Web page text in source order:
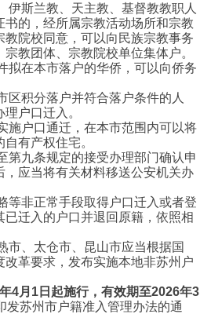
伊斯兰教、天主教、基督教教职人
书的，经所属宗教活动场所和宗教
教院校同意，可以向民族宗教事务
教团体、宗教院校单位集体户。
拟在本市落户的华侨，可以向侨务
区积分落户并符合落户条件的人
户口迁入。
施户口通迁，在本市范围内可以将
有产权住宅。
第九条规定的接受办理部门确认申
，应当将有关材料移送公安机关办
等非正常手段取得户口迁入或者登
迁入的户口并退回原籍，依照相
市、太仓市、昆山市应当根据国
革要求，发布实施本地非苏州户
4月1日起施行，有效期至2026年3
发苏州市户籍准入管理办法的通